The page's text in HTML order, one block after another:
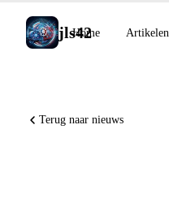
jls42
Home Artikelen
Terug naar nieuws